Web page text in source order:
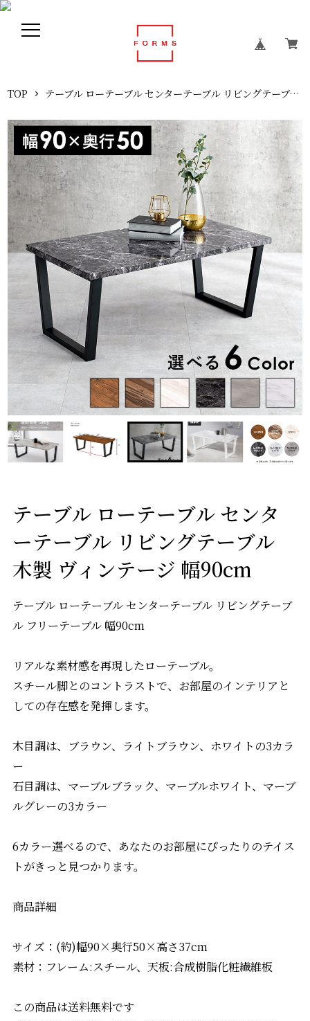
TOP テーブル ローテーブル センターテーブル リビングテーブル 木製 ヴィンテージ 幅90cm
テーブル ローテーブル センタ
ーテーブル リビングテーブル
木製 ヴィンテージ 幅90cm
テーブル ローテーブル センターテーブル リビングテーブ
ル フリーテーブル 幅90cm
リアルな素材感を再現したローテーブル。
スチール脚とのコントラストで、お部屋のインテリアと
しての存在感を発揮します。
木目調は、ブラウン、ライトブラウン、ホワイトの3カラ
ー
石目調は、マーブルブラック、マーブルホワイト、マーブ
ルグレーの3カラー
6カラー選べるので、あなたのお部屋にぴったりのテイス
トがきっと見つかります。
商品詳細
サイズ：(約)幅90×奥行50×高さ37cm
素材：フレーム:スチール、天板:合成樹脂化粧繊維板
この商品は送料無料です